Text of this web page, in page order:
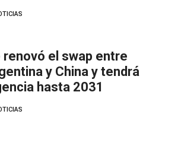
renovó el swap entre
y China y tendrá
hasta 2031